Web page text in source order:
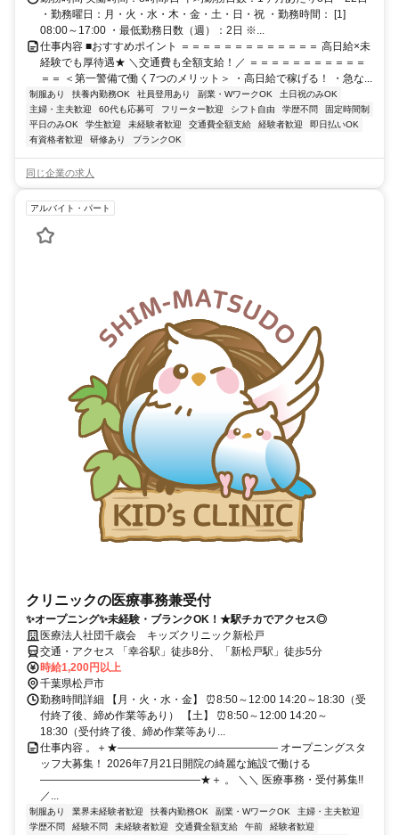
・勤務曜日：月・火・水・木・金・土・日・祝 ・勤務時間： [1]
08:00～17:00 ・最低勤務日数（週）：2日 ※...
仕事内容 ■おすすめポイント ＝＝＝＝＝＝＝＝＝＝＝＝＝ 高日給×未
経験でも厚待遇★ ＼交通費も全額支給！／ ＝＝＝＝＝＝＝＝＝＝＝
＝＝ ＜第一警備で働く7つのメリット＞ ・高日給で稼げる！ ・急な...
制服あり 扶養内勤務OK 社員登用あり 副業・WワークOK
土日祝のみOK
主婦・主夫歓迎
60代も応募可 フリーター歓迎 シフト自由 学歴不問
固定時間制
平日のみOK
学生歓迎 未経験者歓迎 交通費全額支給 経験者歓迎
即日払いOK
有資格者歓迎
研修あり ブランクOK
同じ企業の求人
アルバイト・パート
クリニックの医療事務兼受付
✨オープニング✨未経験・ブランクOK！★駅チカでアクセス◎
医療法人社団千歳会 キッズクリニック新松戸
交通・アクセス 「幸谷駅」徒歩8分、「新松戸駅」徒歩5分
時給1,200円以上
千葉県松戸市
勤務時間詳細 【月・火・水・金】 ⏰8:50～12:00 14:20～18:30（受
付終了後、締め作業等あり） 【土】 ⏰8:50～12:00 14:20～
18:30（受付終了後、締め作業等あり...
仕事内容 。＋★――――――――――――――― オープニングスタ
ッフ大募集！ 2026年7月21日開院の綺麗な施設で働ける
―――――――――――――――★＋ 。 ＼＼ 医療事務・受付募集!!
／...
制服あり 業界未経験者歓迎 扶養内勤務OK 副業・WワークOK
主婦・主夫歓迎
学歴不問
経験不問 未経験者歓迎 交通費全額支給 午前
経験者歓迎